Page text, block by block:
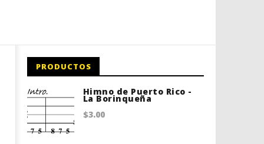
PRODUCTOS
Himno de Puerto Rico -
La Borinqueña
$3.00